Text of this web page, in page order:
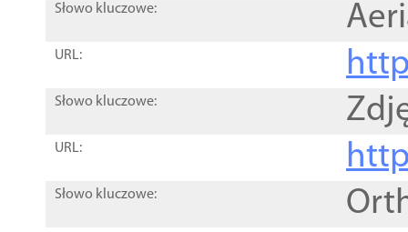
Słowo kluczowe:
URL:
Słowo kluczowe:
URL:
Słowo kluczowe: